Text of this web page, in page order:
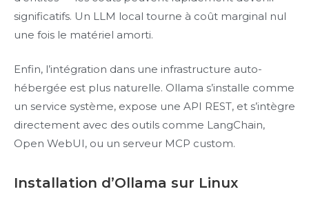
significatifs. Un LLM local tourne à coût marginal nul
une fois le matériel amorti.
Enfin, l’intégration dans une infrastructure auto-
hébergée est plus naturelle. Ollama s’installe comme
un service système, expose une API REST, et s’intègre
directement avec des outils comme LangChain,
Open WebUI, ou un serveur MCP custom.
Installation d’Ollama sur Linux